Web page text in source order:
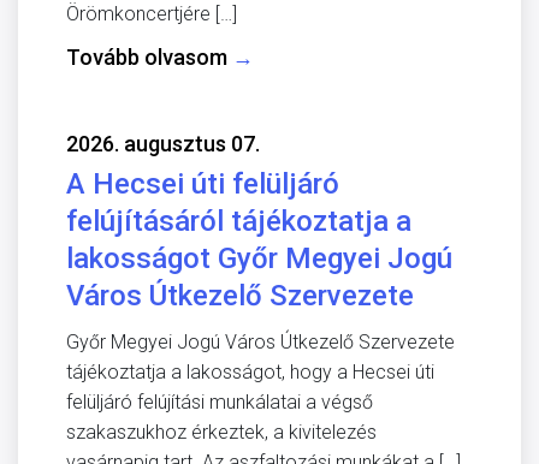
Örömkoncertjére […]
Tovább olvasom →
2026. augusztus 07.
A Hecsei úti felüljáró
felújításáról tájékoztatja a
lakosságot Győr Megyei Jogú
Város Útkezelő Szervezete
Győr Megyei Jogú Város Útkezelő Szervezete
tájékoztatja a lakosságot, hogy a Hecsei úti
felüljáró felújítási munkálatai a végső
szakaszukhoz érkeztek, a kivitelezés